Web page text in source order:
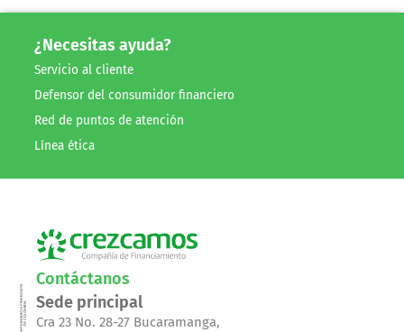
¿Necesitas ayuda?
Servicio al cliente
Defensor del consumidor financiero
Red de puntos de atención
Línea ética
Contáctanos
Sede principal
Cra 23 No. 28-27 Bucaramanga,